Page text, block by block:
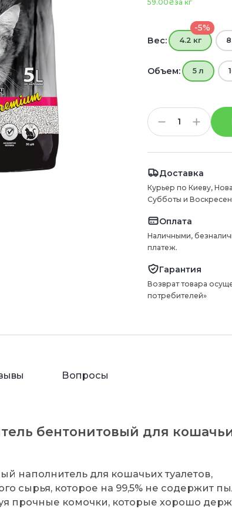
за кг
59.00₴
Вес:
-5%
4.2 кг
Объем: 5 л
Доставка
Курьер по Киеву,
Субботы и
Оплата
Наличными,
платеж.
Гарантия
Возврат товара
потребителей»
Вопросы
бентонитовый для
наполнитель для кошачьих туалетов,
сырья, которое на 99,5% не содержит
прочные комочки, которые хорошо